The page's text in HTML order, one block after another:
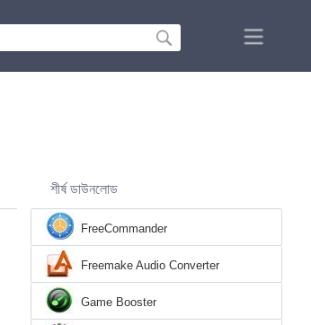
শীর্ষ ডাউনলোড
FreeCommander
Freemake Audio Converter
Game Booster